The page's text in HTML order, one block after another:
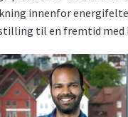
innenfor
til en fremtid